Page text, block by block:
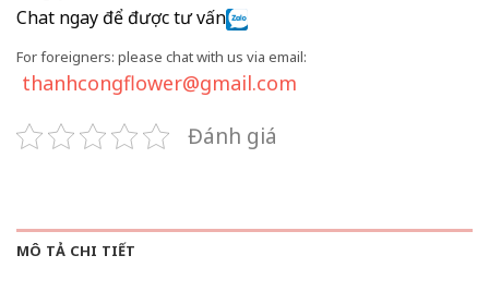
Chat ngay để được tư vấn
For foreigners: please chat with us via email:
thanhcongflower@gmail.com
Đánh giá
MÔ TẢ CHI TIẾT